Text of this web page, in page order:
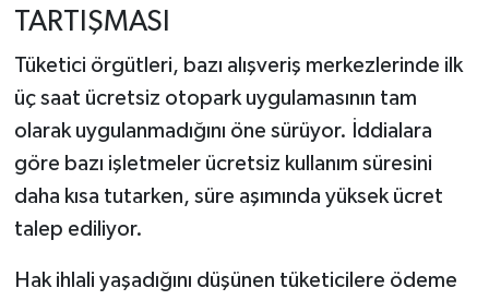
TARTIŞMASI
Tüketici örgütleri, bazı alışveriş merkezlerinde ilk
üç saat ücretsiz otopark uygulamasının tam
olarak uygulanmadığını öne sürüyor. İddialara
göre bazı işletmeler ücretsiz kullanım süresini
daha kısa tutarken, süre aşımında yüksek ücret
talep ediliyor.
Hak ihlali yaşadığını düşünen tüketicilere ödeme